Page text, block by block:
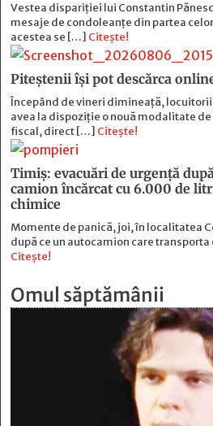
Vestea dispariției lui Constantin
mesaje de condoleanțe din partea
acestea se […] Citește!
Piteștenii își pot descărca
Începând de vineri dimineață,
avea la dispoziție o nouă modalitate
fiscal, direct […] Citește!
Timiș: evacuări de urgență
camion încărcat cu 6.000 de
chimice
Momente de panică, joi, în localitatea
după ce un autocamion care
Citește!
Omul săptămânii